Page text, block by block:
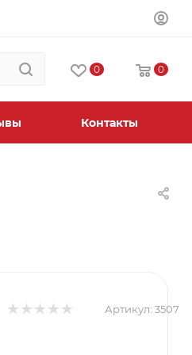
0 0
Контакты
Артикул: 3507